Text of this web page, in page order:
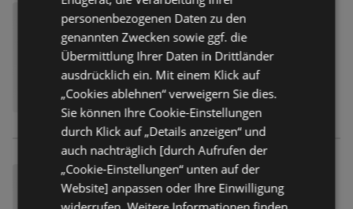
personenbezogenen Daten zu den
genannten Zwecken sowie ggf. die
Übermittlung Ihrer Daten in Drittländer
ausdrücklich ein. Mit einem Klick auf
„Cookies ablehnen“ verweigern Sie dies.
Sie können Ihre Cookie-Einstellungen
durch Klick auf „Details anzeigen“ und
auch nachträglich [durch Aufrufen der
„Cookie-Einstellungen“ unten auf der
Website] anpassen oder Ihre Einwilligung